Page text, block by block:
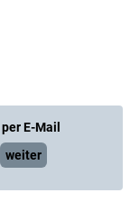
E-Mail
weiter